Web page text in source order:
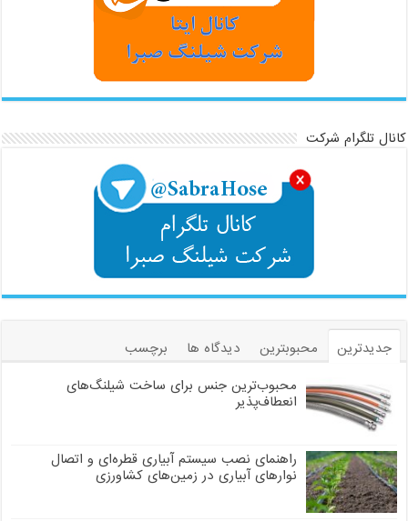
کانال تلگرام شرکت
جدیدترین محبوبترین دیدگاه ها
برچسب
محبوب‌ترین جنس برای ساخت شیلنگ‌های
انعطاف‌پذیر
راهنمای نصب سیستم آبیاری قطره‌ای و اتصال
نوارهای آبیاری در زمین‌های کشاورزی